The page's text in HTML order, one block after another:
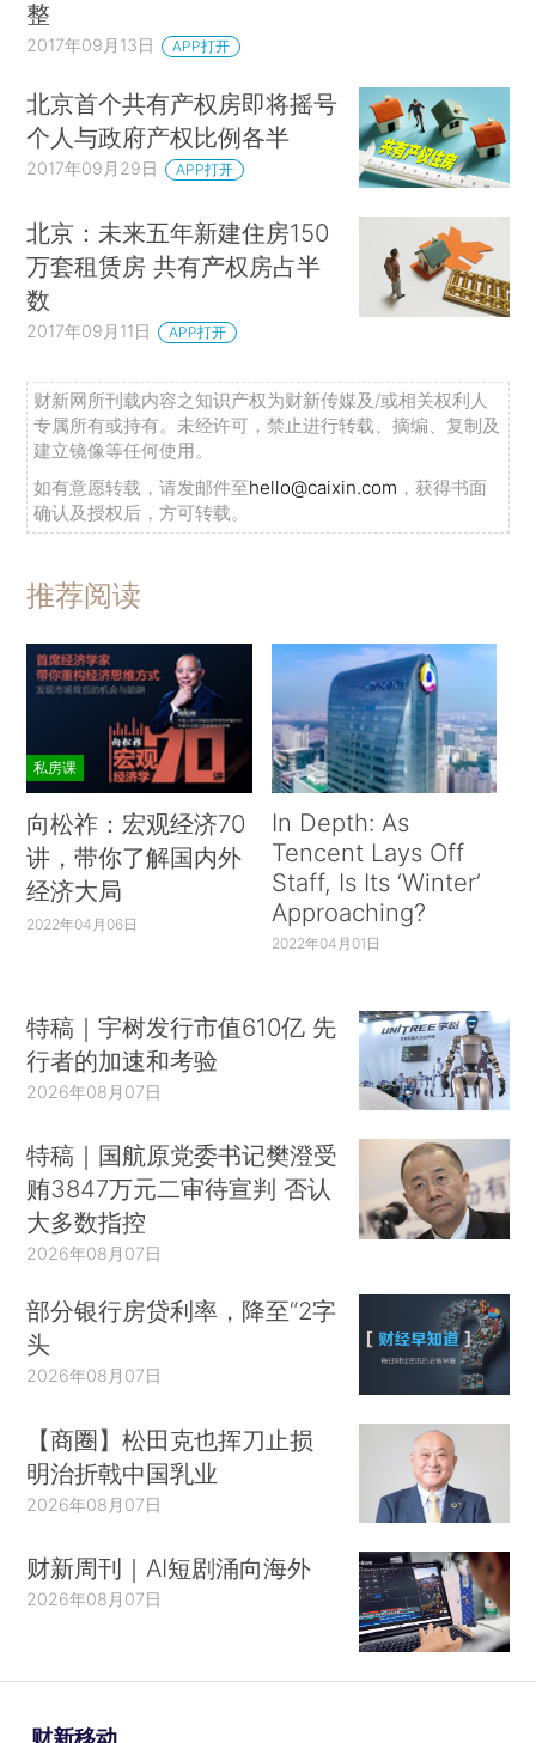
整
2017年09月13日 APP打开
北京首个共有产权房即将摇号
个人与政府产权比例各半
2017年09月29日 APP打开
北京：未来五年新建住房150
万套租赁房 共有产权房占半
数
2017年09月11日 APP打开
财新网所刊载内容之知识产权为财新传媒及/或相关权利人
专属所有或持有。未经许可，禁止进行转载、摘编、复制及
建立镜像等任何使用。
如有意愿转载，请发邮件至hello@caixin.com ，获得书面
确认及授权后，方可转载。
推荐阅读
私房课
向松祚：宏观经济70
讲，带你了解国内外
经济大局
2022年04月06日
In Depth: As
Tencent Lays Off
Staff, Is Its ‘Winter’
Approaching?
2022年04月01日
特稿｜宇树发行市值610亿 先
行者的加速和考验
2026年08月07日
特稿｜国航原党委书记樊澄受
贿3847万元二审待宣判 否认
大多数指控
2026年08月07日
部分银行房贷利率，降至“2字
头
2026年08月07日
【商圈】松田克也挥刀止损
明治折戟中国乳业
2026年08月07日
财新周刊｜AI短剧涌向海外
2026年08月07日
财新移动